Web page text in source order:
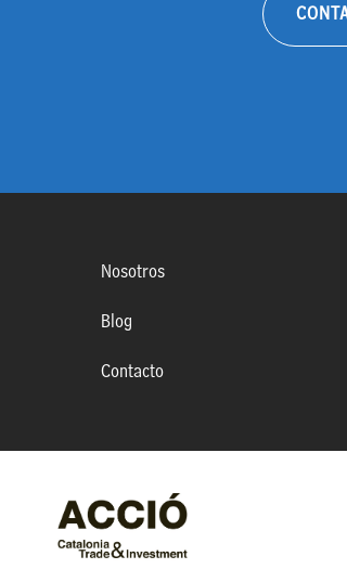
Nosotros
Blog
Contacto